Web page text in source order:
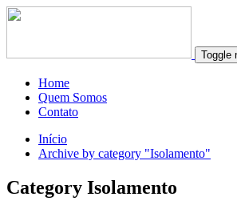
Toggle
Home
Quem Somos
Contato
Início
Archive by category "Isolamento"
Category Isolamento